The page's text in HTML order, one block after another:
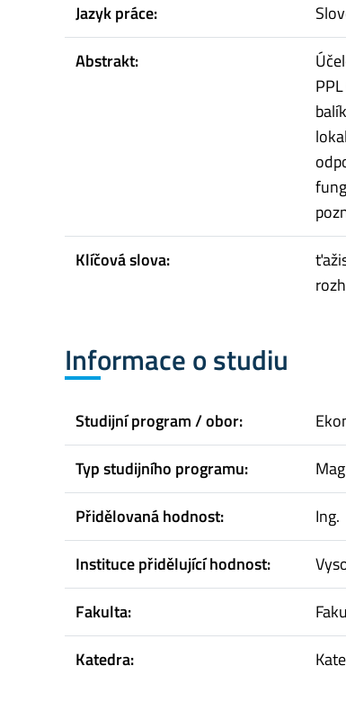
Jazyk práce:
Abstrakt:
Klíčová slova:
Informace o studiu
Studijní program / obor:
Typ studijního programu:
Přidělovaná hodnost:
Ing.
Instituce přidělující hodnost:
Fakulta:
Katedra: